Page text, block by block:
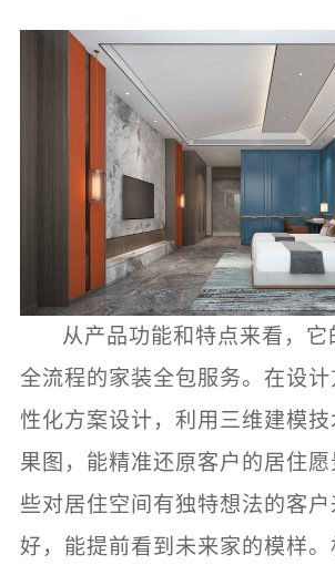
从产品功能和特点来看，它
全流程的家装全包服务。在设
性化方案设计，利用三维建模
果图，能精准还原客户的居住
些对居住空间有独特想法的客
好，能提前看到未来家的模样